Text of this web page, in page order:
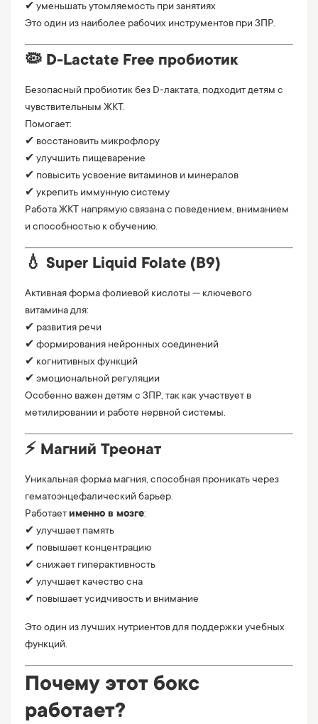
✔ уменьшать утомляемость при занятиях
Это один из наиболее рабочих инструментов при ЗПР.
🦠 D-Lactate Free пробиотик
Безопасный пробиотик без D-лактата, подходит детям с
чувствительным ЖКТ.
Помогает:
✔ восстановить микрофлору
✔ улучшить пищеварение
✔ повысить усвоение витаминов и минералов
✔ укрепить иммунную систему
Работа ЖКТ напрямую связана с поведением, вниманием
и способностью к обучению.
💧 Super Liquid Folate (B9)
Активная форма фолиевой кислоты — ключевого
витамина для:
✔ развития речи
✔ формирования нейронных соединений
✔ когнитивных функций
✔ эмоциональной регуляции
Особенно важен детям с ЗПР, так как участвует в
метилировании и работе нервной системы.
⚡ Магний Треонат
Уникальная форма магния, способная проникать через
гематоэнцефалический барьер.
Работаетименно в мозге:
✔ улучшает память
✔ повышает концентрацию
✔ снижает гиперактивность
✔ улучшает качество сна
✔ повышает усидчивость и внимание
Это один из лучших нутриентов для поддержки учебных
функций.
Почему этот бокс
работает?